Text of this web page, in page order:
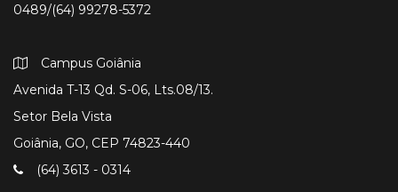
0489/(64) 99278-5372
Campus Goiânia
Avenida T-13 Qd. S-06, Lts.08/13.
Setor Bela Vista
Goiânia, GO, CEP 74823-440
(64) 3613 - 0314